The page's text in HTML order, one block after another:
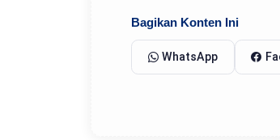
Bagikan Konten Ini
WhatsApp